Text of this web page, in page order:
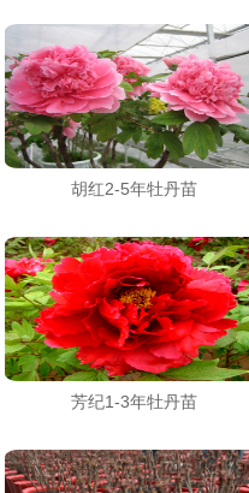
胡红2-5年牡丹苗
芳纪1-3年牡丹苗